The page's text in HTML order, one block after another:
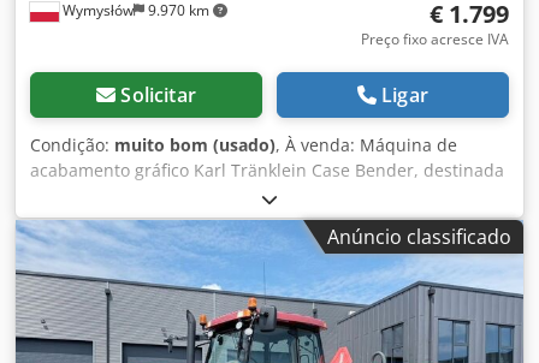
Wymysłów 9.970 km € 1.799
Preço fixo acresce IVA
Solicitar Ligar
Condição: muito bom (usado), À venda: Máquina de
acabamento gráfico Karl Tränklein Case Bender, destinada
à formação e curvatura dos lombos de capas de livros em
capa dura. O equipamento confere às capas o raio
adequado, garantindo ajuste perfeito ao miolo do livro. A
máquina está equipada com rolos ajustáveis para
adaptação a diferentes espessuras de capas. A construção
robusta em ferro fundido assegura alta precisão e longa
durabilidade. Dados técnicos: Fabricante: Karl Tränklein
Anúncio classificado